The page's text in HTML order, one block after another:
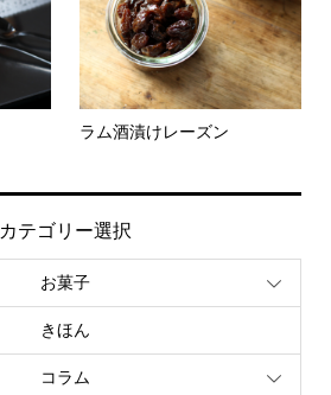
ラム酒漬けレーズン
カテゴリー選択
お菓子
きほん
コラム